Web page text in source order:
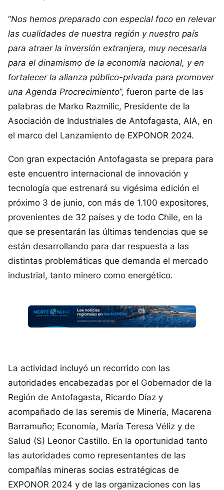
“Nos hemos preparado con especial foco en relevar
las cualidades de nuestra región y nuestro país
para atraer la inversión extranjera, muy necesaria
para el dinamismo de la economía nacional, y en
fortalecer la alianza público-privada para promover
una Agenda Procrecimiento”, fueron parte de las
palabras de Marko Razmilic, Presidente de la
Asociación de Industriales de Antofagasta, AIA, en
el marco del Lanzamiento de EXPONOR 2024.
Con gran expectación Antofagasta se prepara para
este encuentro internacional de innovación y
tecnología que estrenará su vigésima edición el
próximo 3 de junio, con más de 1.100 expositores,
provenientes de 32 países y de todo Chile, en la
que se presentarán las últimas tendencias que se
están desarrollando para dar respuesta a las
distintas problemáticas que demanda el mercado
industrial, tanto minero como energético.
La actividad incluyó un recorrido con las
autoridades encabezadas por el Gobernador de la
Región de Antofagasta, Ricardo Díaz y
acompañado de las seremis de Minería, Macarena
Barramuño; Economía, María Teresa Véliz y de
Salud (S) Leonor Castillo. En la oportunidad tanto
las autoridades como representantes de las
compañías mineras socias estratégicas de
EXPONOR 2024 y de las organizaciones con las